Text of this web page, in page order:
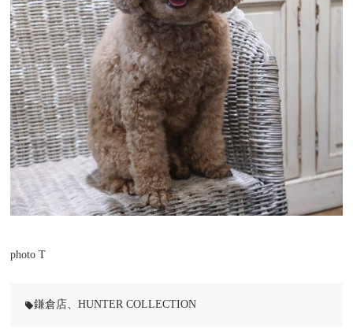
photo T
local_offer鎌倉店、HUNTER COLLECTION